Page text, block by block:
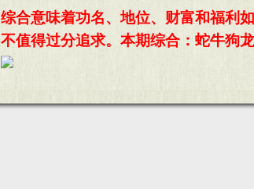
综合意味着功名、地位、财富和福利
不值得过分追求。本期综合：蛇牛狗